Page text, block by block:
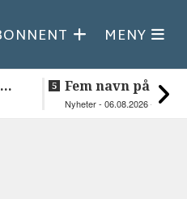
MENY
Fem navn på
til toppjobben i
Nyheter - 06.08.2026 - 15:03